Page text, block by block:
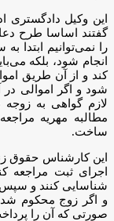
این وکیل دادگستری
گفتند اساسا طرح
را نمی‌توانیم ابتدا
انجام شود، بلکه
کند و از آن طریق
شود و اگر اموالی
لازم گواهی به
مطالبه مهریه
ساخت.
این کارشناس حقوق
اجرای ثبت مراجعه
شناسایی کنند و
و اگر زوج محکوم
صورتی که آن را